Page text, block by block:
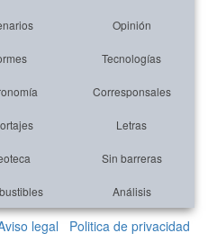
Opinión
Tecnologías
Corresponsales
Letras
Sin barreras
Análisis
legal Politica de privacidad